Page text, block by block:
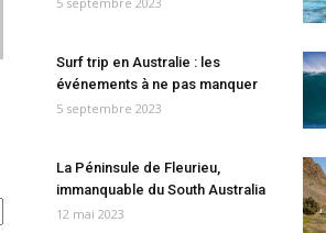
Surf trip en Australie : les
événements à ne pas manquer
5 septembre 2023
La Péninsule de Fleurieu,
immanquable du South Australia
12 mai 2023